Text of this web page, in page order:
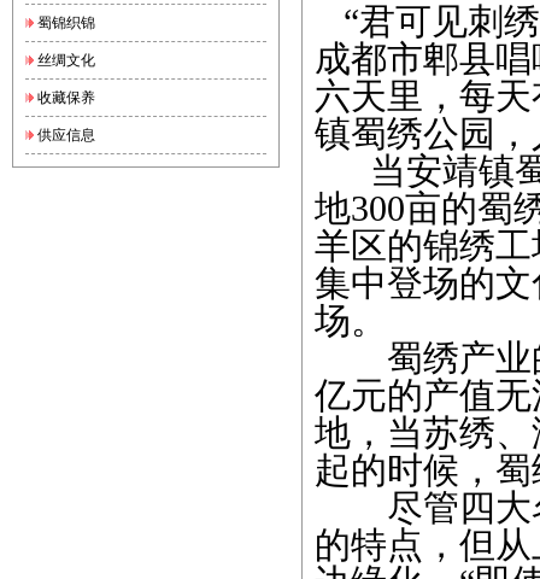
蜀锦织锦
丝绸文化
收藏保养
供应信息
“君可见刺
成都市郫县
六天里，每
镇蜀绣公园
当安靖镇蜀
地300亩的蜀
羊区的锦绣
集中登场的
场。
蜀绣产
亿元的产值
地，当苏绣
起的时候，
尽管四大名
的特点，但